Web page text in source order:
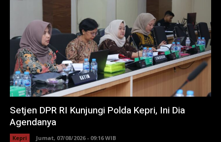
Setjen DPR RI Kunjungi Polda Kepri, Ini Dia
Agendanya
Kepri Jumat, 07/08/2026 - 09:16 WIB